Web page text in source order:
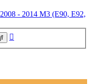
2008 - 2014 M3 (E90, E92,
Search